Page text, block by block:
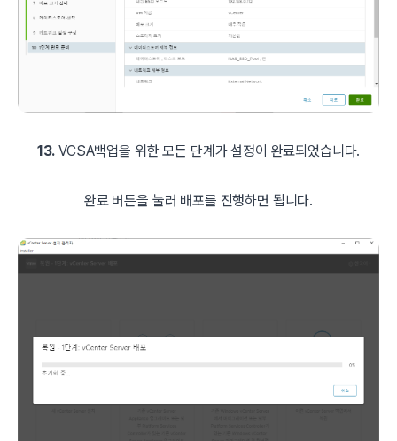
13. VCSA백업을 위한 모든 단계가 설정이 완료되었습니다.
완료 버튼을 눌러 배포를 진행하면 됩니다.